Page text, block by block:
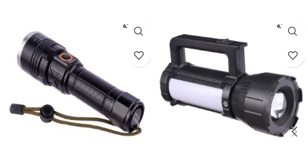
فروخته
شده
فروخته
شده